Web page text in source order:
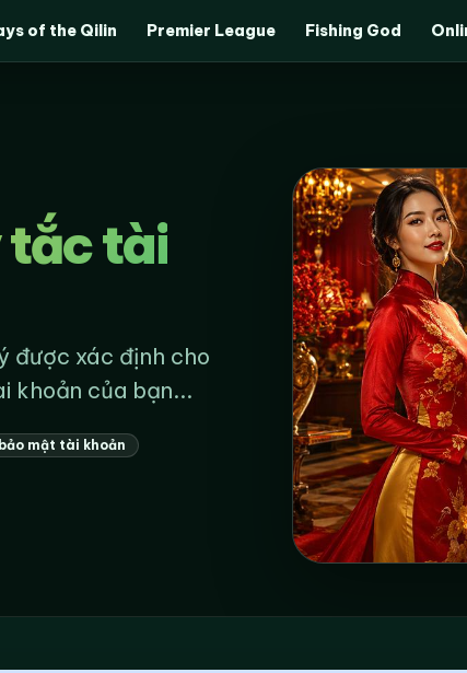
of the Qilin Premier League Fishing God
tắc tài
được xác định cho
khoản của bạn...
mật tài khoản